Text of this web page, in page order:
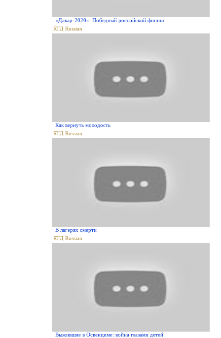
«Дакар-2020». Победный российский финиш
RTД Russian
Как вернуть молодость
RTД Russian
В лагерях смерти
RTД Russian
Выжившие в Освенциме: война глазами детей